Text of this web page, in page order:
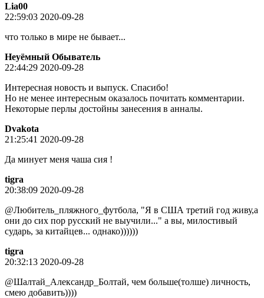
Lia00
22:59:03 2020-09-28
что только в мире не бывает...
Неуёмный Обыватель
22:44:29 2020-09-28
Интересная новость и выпуск. Спасибо!
Но не менее интересным оказалось почитать комментарии.
Некоторые перлы достойны занесения в анналы.
Dvakota
21:25:41 2020-09-28
Да минует меня чаша сия !
tigra
20:38:09 2020-09-28
@Любитель_пляжного_футбола, "Я в США третий год живу,а
они до сих пор русский не выучили..." а вы, милостивый
сударь, за китайцев... однако))))))
tigra
20:32:13 2020-09-28
@Шалтай_Александр_Болтай, чем больше(толше) личность,
смею добавить))))